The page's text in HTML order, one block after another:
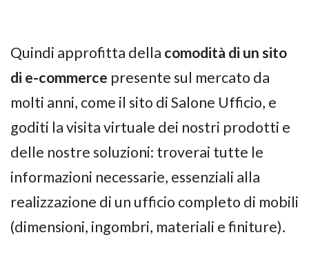
Quindi approfitta della comodità di un sito
di e-commerce presente sul mercato da
molti anni, come il sito di Salone Ufficio, e
goditi la visita virtuale dei nostri prodotti e
delle nostre soluzioni: troverai tutte le
informazioni necessarie, essenziali alla
realizzazione di un ufficio completo di mobili
(dimensioni, ingombri, materiali e finiture).